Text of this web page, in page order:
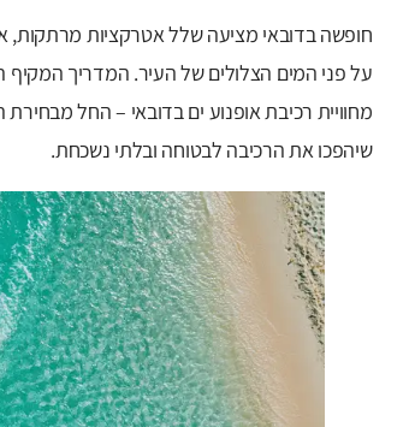
חופשה בדובאי מציעה שלל אטרקציות מרתקות,
על פני המים הצלולים של העיר. המדריך
מחוויית רכיבת אופנוע ים בדובאי – החל
שיהפכו את הרכיבה לבטוחה ובלתי נשכחת.